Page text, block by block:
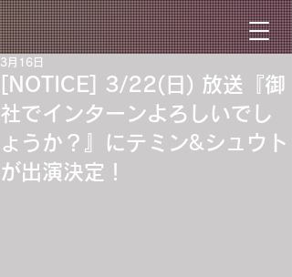
[NOTICE] 3/22(日) 放送『御
社でインターンよろしいでし
ょうか？』にテミン&シュウト
が出演決定！
3月16日